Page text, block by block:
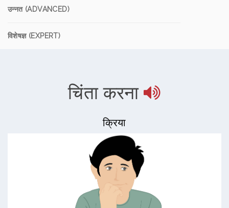
उन्नत (ADVANCED)
विशेषज्ञ (EXPERT)
चिंता करना
क्रिया